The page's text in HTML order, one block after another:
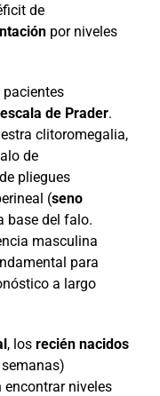
de
por niveles
escala de Prader.
clitoromegalia,
de
pliegues
(seno
base del falo.
masculina
para
a largo
, los recién nacidos
encontrar niveles